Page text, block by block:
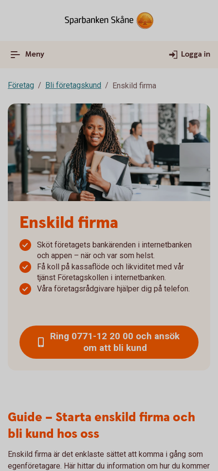
Meny Logga in
Företag Bli företagskund Enskild firma
Enskild firma
Sköt företagets bankärenden i internetbanken
och appen – när och var som helst.
Få koll på kassaflöde och likviditet med vår
tjänst Företagskollen i internetbanken.
Våra företagsrådgivare hjälper dig på telefon.
Ring 0771-12 20 00 och ansök
om att bli kund
Guide – Starta enskild firma och
bli kund hos oss
Enskild firma är det enklaste sättet att komma i gång som
egenföretagare. Här hittar du information om hur du kommer